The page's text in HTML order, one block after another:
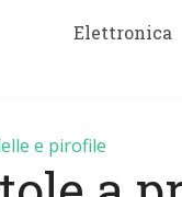
Elettronica
e pirofile